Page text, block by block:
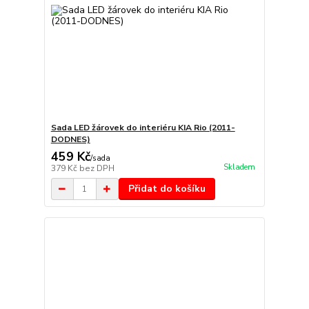
Sada LED žárovek do interiéru KIA Rio (2011-
DODNES)
459 Kč/sada
379 Kč bez DPH Skladem
Přidat do košíku